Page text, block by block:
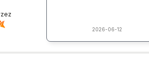
2026-06-12